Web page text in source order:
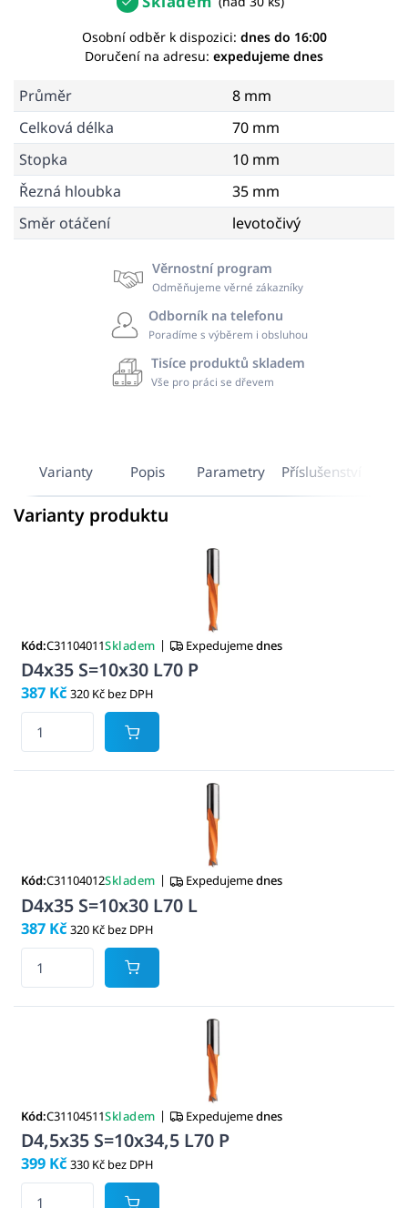
Osobní odběr k dispozici: dnes do 16:00
Doručení na adresu: expedujeme dnes
Průměr
8 mm
Celková délka
70 mm
Stopka
10 mm
Řezná hloubka
35 mm
Směr otáčení
levotočivý
Věrnostní program
Odměňujeme věrné zákazníky
Odborník na telefonu
Poradíme s výběrem i obsluhou
Tisíce produktů skladem
Vše pro práci se dřevem
Varianty Popis Parametry Příslušenství
Varianty produktu
Kód:C31104011Skladem | Expedujemednes
D4x35 S=10x30 L70 P
387 Kč 320 Kč bez DPH
Kód:C31104012Skladem | Expedujemednes
D4x35 S=10x30 L70 L
387 Kč 320 Kč bez DPH
Kód:C31104511Skladem | Expedujemednes
D4,5x35 S=10x34,5 L70 P
399 Kč 330 Kč bez DPH